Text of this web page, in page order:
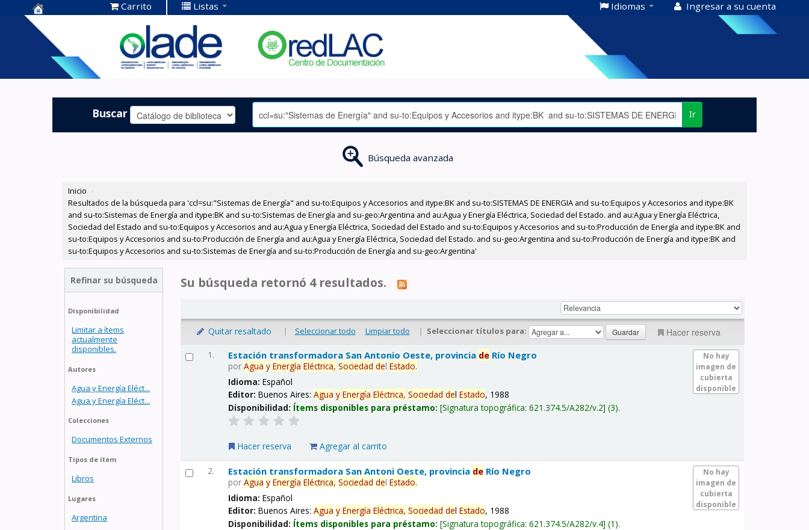
Centro de
Documentación
OLADE -
Carrito Listas Idiomas Ingresar a su cuenta
Buscar Ir
Búsqueda avanzada
Inicio ›
Resultados de la búsqueda para 'ccl=su:"Sistemas de Energía" and su-to:Equipos y Accesorios and itype:BK and su-to:SISTEMAS DE ENERGIA and su-to:Equipos y Accesorios and itype:BK
and su-to:Sistemas de Energía and itype:BK and su-to:Sistemas de Energía and su-geo:Argentina and au:Agua y Energía Eléctrica, Sociedad del Estado. and au:Agua y Energía Eléctrica,
Sociedad del Estado and su-to:Equipos y Accesorios and au:Agua y Energía Eléctrica, Sociedad del Estado and su-to:Equipos y Accesorios and su-to:Producción de Energía and itype:BK and
su-to:Equipos y Accesorios and su-to:Producción de Energía and au:Agua y Energía Eléctrica, Sociedad del Estado. and su-geo:Argentina and su-to:Producción de Energía and itype:BK and
su-to:Equipos y Accesorios and su-to:Sistemas de Energía and su-to:Producción de Energía and su-geo:Argentina'
Refinar su búsqueda
Disponibilidad
Limitar a ítems
actualmente
disponibles.
Autores
Agua y Energía Eléct...
Agua y Energía Eléct...
Colecciones
Documentos Externos
Tipos de ítem
Libros
Lugares
Argentina
Su búsqueda retornó 4 resultados.
Quitar resaltado | Seleccionar todo Limpiar todo | Seleccionar títulos para: Hacer reserva
1.
No hay
imagen de
cubierta
disponible
Estación transformadora San Antonio Oeste, provincia de Río Negro
porAgua y Energía Eléctrica, Sociedad delEstado.
Idioma:Español
Editor:Buenos Aires:Agua y Energía Eléctrica, Sociedad delEstado, 1988
Disponibilidad: Ítems disponibles para préstamo: Signatura topográfica:621.374.5/A282/v.2 (3).
Hacer reserva Agregar al carrito
2.
No hay
imagen de
cubierta
disponible
Estación transformadora San Antoni Oeste, provincia de Río Negro
porAgua y Energía Eléctrica, Sociedad delEstado.
Idioma:Español
Editor:Buenos Aires:Agua y Energía Eléctrica, Sociedad delEstado, 1988
Disponibilidad: Ítems disponibles para préstamo: Signatura topográfica:621.374.5/A282/v.4 (1).